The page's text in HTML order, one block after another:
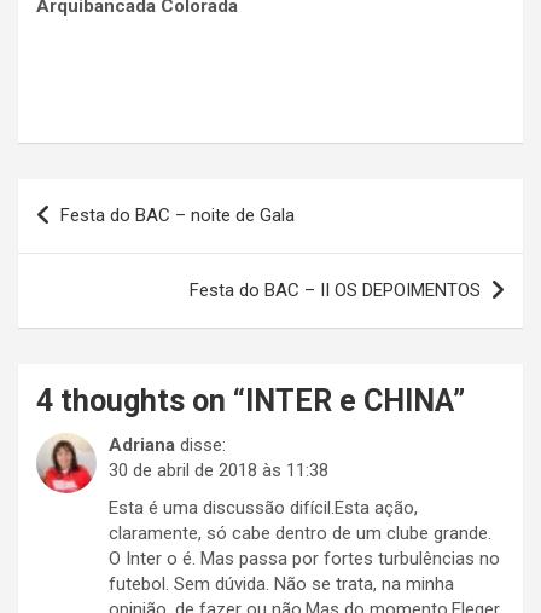
Arquibancada Colorada
Navegação
de
Festa do BAC – noite de Gala
Festa do BAC – II OS DEPOIMENTOS
4 thoughts on “ INTER e CHINA”
Adriana disse:
30 de abril de 2018 às 11:38
Esta é uma discussão difícil.Esta ação,
claramente, só cabe dentro de um clube grande.
O Inter o é. Mas passa por fortes turbulências no
futebol. Sem dúvida. Não se trata, na minha